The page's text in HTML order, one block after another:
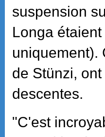
suspension
Longa
uniquement).
de Stünzi,
descentes.
"C'est